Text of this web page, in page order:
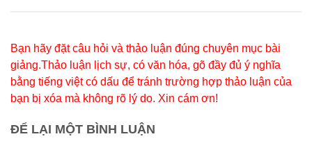
Bạn hãy đặt câu hỏi và thảo luận đúng chuyên mục bài
giảng.Thảo luận lịch sự, có văn hóa, gõ đầy đủ ý nghĩa
bằng tiếng việt có dấu để tránh trường hợp thảo luận của
bạn bị xóa mà không rõ lý do. Xin cám ơn!
ĐỂ LẠI MỘT BÌNH LUẬN